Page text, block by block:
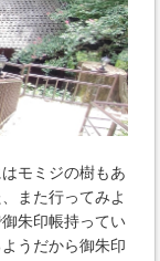
モミジの樹もあ
また行ってみよ
朱印帳持ってい
うだから御朱印